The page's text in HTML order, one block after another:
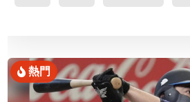
熱門